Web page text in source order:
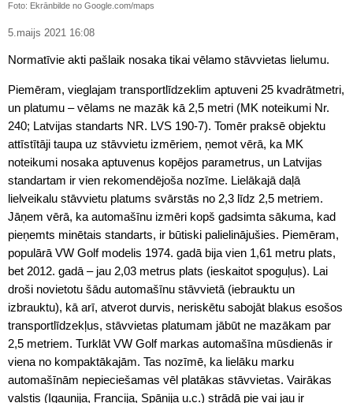
Foto: Ekrānbilde no Google.com/maps
5.maijs 2021 16:08
Normatīvie akti pašlaik nosaka tikai vēlamo stāvvietas lielumu.
Piemēram, vieglajam transportlīdzeklim aptuveni 25 kvadrātmetri,
un platumu – vēlams ne mazāk kā 2,5 metri (MK noteikumi Nr.
240; Latvijas standarts NR. LVS 190-7). Tomēr praksē objektu
attīstītāji taupa uz stāvvietu izmēriem, ņemot vērā, ka MK
noteikumi nosaka aptuvenus kopējos parametrus, un Latvijas
standartam ir vien rekomendējoša nozīme. Lielākajā daļā
lielveikalu stāvvietu platums svārstās no 2,3 līdz 2,5 metriem.
Jāņem vērā, ka automašīnu izmēri kopš gadsimta sākuma, kad
pieņemts minētais standarts, ir būtiski palielinājušies. Piemēram,
populārā VW Golf modelis 1974. gadā bija vien 1,61 metru plats,
bet 2012. gadā – jau 2,03 metrus plats (ieskaitot spoguļus). Lai
droši novietotu šādu automašīnu stāvvietā (iebrauktu un
izbrauktu), kā arī, atverot durvis, neriskētu sabojāt blakus esošos
transportlīdzekļus, stāvvietas platumam jābūt ne mazākam par
2,5 metriem. Turklāt VW Golf markas automašīna mūsdienās ir
viena no kompaktākajām. Tas nozīmē, ka lielāku marku
automašīnām nepieciešamas vēl platākas stāvvietas. Vairākas
valstis (Igaunija, Francija, Spānija u.c.) strādā pie vai jau ir